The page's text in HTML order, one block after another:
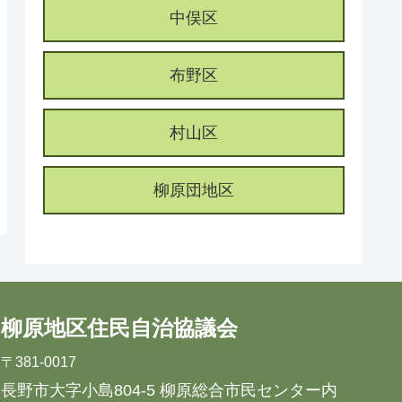
中俣区
布野区
村山区
柳原団地区
柳原地区住民自治協議会
〒381-0017
長野市大字小島804-5 柳原総合市民センター内